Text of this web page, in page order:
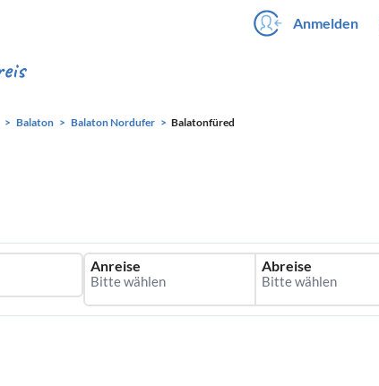
Anmelden
Balaton Balaton Nordufer Balatonfüred
Anreise Abreise